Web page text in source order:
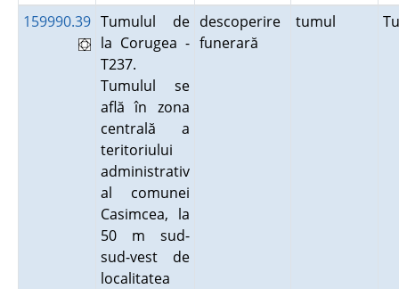
159990.39 Tumulul de
la Corugea -
T237.
Tumulul se
află în zona
centrală a
teritoriului
administrativ
al comunei
Casimcea, la
50 m sud-
sud-vest de
localitatea
descoperire
funerară
tumul